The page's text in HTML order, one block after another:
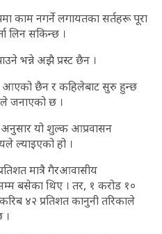
काम नगर्ने लगायतका सर्तहरू पूरा
लिन सकिन्छ ।
भन्ने अझै प्रस्ट छैन ।
आएको छैन र कहिलेबाट सुरु हुन्छ
जनाएको छ ।
अनुसार यो शुल्क आप्रवासन
ल्याइएको हो ।
मात्रै गैरआवासीय
बसेका थिए । तर, १ करोड १०
४२ प्रतिशत कानुनी तरिकाले
।